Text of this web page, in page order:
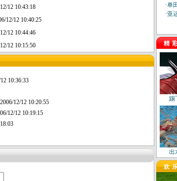
12 10:43:18
12/12 10:40:25
12 10:44:46
12 10:15:50
10:36:33
2006/12/12 10:20:55
12/12 10:19:15
·单
·亚
精
踢
出
欢